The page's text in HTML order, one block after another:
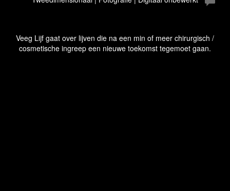
Veeg Lijf gaat over lijven die na een min of meer chirurgisch /
cosmetische ingreep een nieuwe toekomst tegemoet gaan.